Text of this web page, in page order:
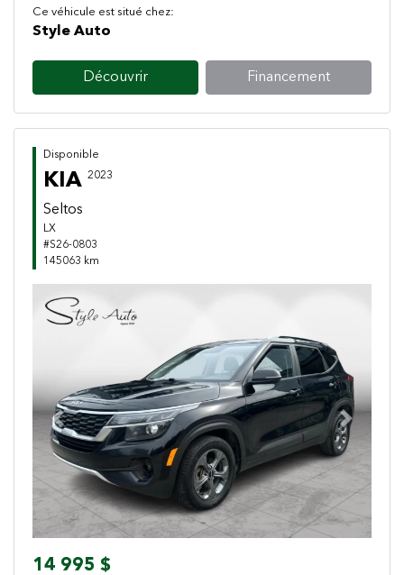
Ce véhicule est situé chez:
Style Auto
Découvrir Financement
Disponible
KIA 2023
Seltos
LX
#S26-0803
145063 km
Previous Next
14 995 $